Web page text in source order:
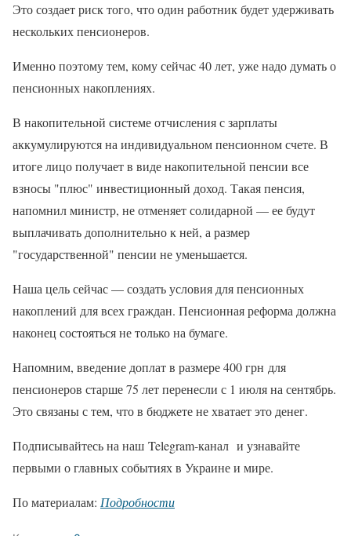
Это создает риск того, что один работник будет удерживать
нескольких пенсионеров.
Именно поэтому тем, кому сейчас 40 лет, уже надо думать о
пенсионных накоплениях.
В накопительной системе отчисления с зарплаты
аккумулируются на индивидуальном пенсионном счете. В
итоге лицо получает в виде накопительной пенсии все
взносы "плюс" инвестиционный доход. Такая пенсия,
напомнил министр, не отменяет солидарной — ее будут
выплачивать дополнительно к ней, а размер
"государственной" пенсии не уменьшается.
Наша цель сейчас — создать условия для пенсионных
накоплений для всех граждан. Пенсионная реформа должна
наконец состояться не только на бумаге.
Напомним, введение доплат в размере 400 грн для
пенсионеров старше 75 лет перенесли с 1 июля на сентябрь.
Это связаны с тем, что в бюджете не хватает это денег.
Подписывайтесь на наш Telegram-канал и узнавайте
первыми о главных событиях в Украине и мире.
По материалам: Подробности